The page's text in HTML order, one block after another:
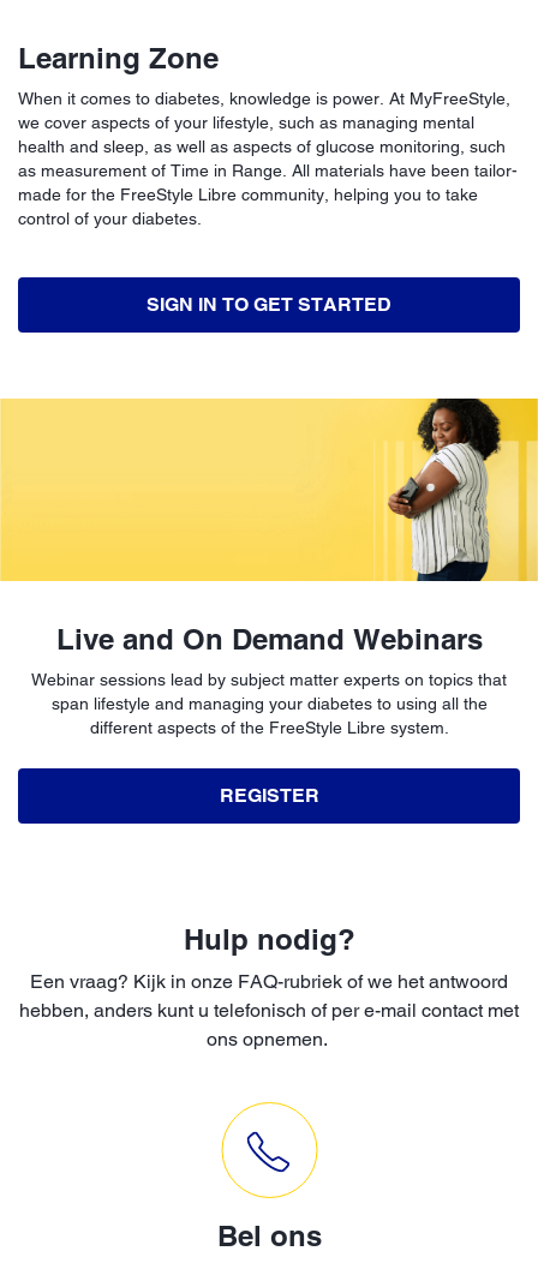
Learning Zone
When it comes to diabetes, knowledge is power. At MyFreeStyle,
we cover aspects of your lifestyle, such as managing mental
health and sleep, as well as aspects of glucose monitoring, such
as measurement of Time in Range. All materials have been tailor-
made for the FreeStyle Libre community, helping you to take
control of your diabetes.
SIGN IN TO GET STARTED
Live and On Demand Webinars
Webinar sessions lead by subject matter experts on topics that
span lifestyle and managing your diabetes to using all the
different aspects of the FreeStyle Libre system.
REGISTER
Hulp nodig?
Een vraag? Kijk in onze FAQ-rubriek of we het antwoord
hebben, anders kunt u telefonisch of per e-mail contact met
ons opnemen.
Bel ons